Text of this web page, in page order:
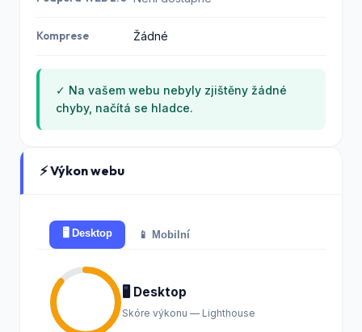
Komprese Žádné
✓ Na vašem webu nebyly zjištěny žádné
chyby, načítá se hladce.
⚡ Výkon webu
🖥️ Desktop 📱 Mobilní
🖥️ Desktop
Skóre výkonu — Lighthouse